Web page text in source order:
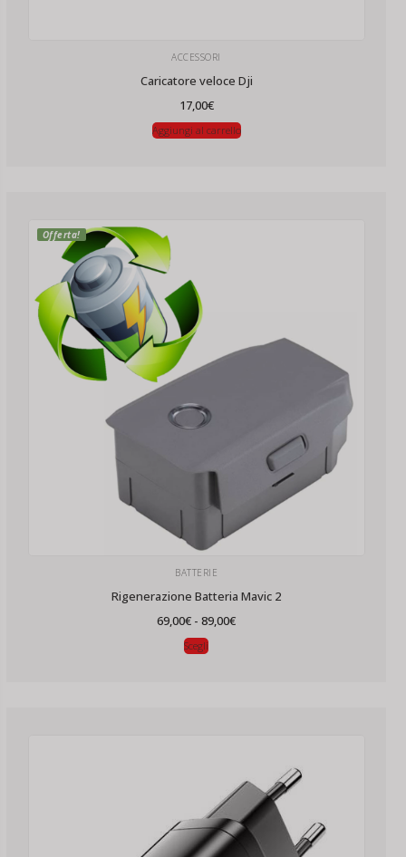
ACCESSORI
Caricatore veloce Dji
17,00€
Aggiungi al carrello
Offerta!
BATTERIE
Rigenerazione Batteria Mavic 2
69,00€ - 89,00€Fascia
Scegli